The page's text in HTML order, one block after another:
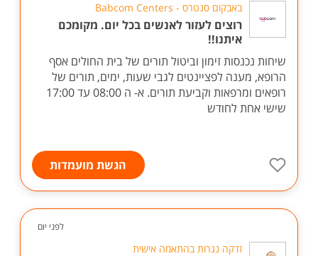
באבקום סנטרס - Babcom Centers
רוצים לעזור לאנשים בכל יום. מקומכם
איתנו!!
שיחות נכנסות זימון וביטול תורים של בית החולים אסף
הרופא, מענה לפציינטים לגבי שעות, ימים, תורים של
רופאים ומרפאות וקביעת תורים. א- ה 08:00 עד 17:00
שישי אחת לחודש
הגשת מועמדות
לפני יום
זדקה נגרות בהתאמה אישית